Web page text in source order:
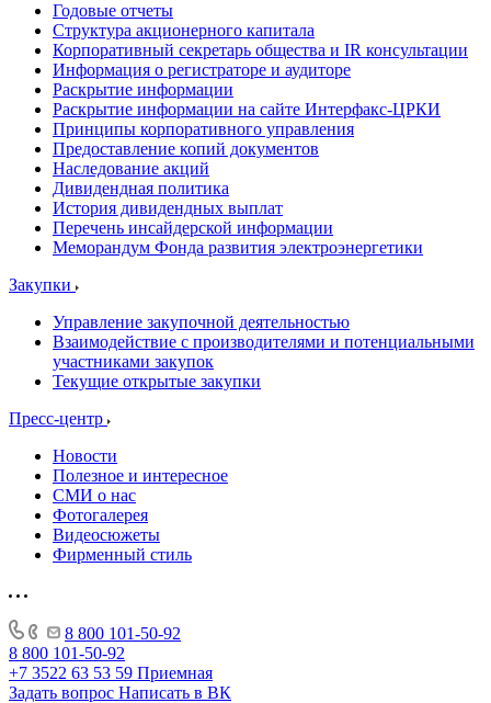
Годовые отчеты
Структура акционерного капитала
Корпоративный секретарь общества и IR консультации
Информация о регистраторе и аудиторе
Раскрытие информации
Раскрытие информации на сайте Интерфакс-ЦРКИ
Принципы корпоративного управления
Предоставление копий документов
Наследование акций
Дивидендная политика
История дивидендных выплат
Перечень инсайдерской информации
Меморандум Фонда развития электроэнергетики
Закупки
Управление закупочной деятельностью
Взаимодействие с производителями и потенциальными
участниками закупок
Текущие открытые закупки
Пресс-центр
Новости
Полезное и интересное
СМИ о нас
Фотогалерея
Видеосюжеты
Фирменный стиль
8 800 101-50-92
8 800 101-50-92
+7 3522 63 53 59 Приемная
Задать вопрос Написать в ВК